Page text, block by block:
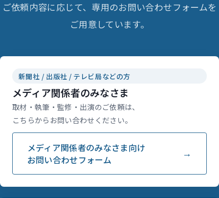
ご依頼内容に応じて、専用のお問い合わせフォームを
ご用意しています。
新聞社 / 出版社 / テレビ局などの方
メディア関係者のみなさま
取材・執筆・監修・出演のご依頼は、
こちらからお問い合わせください。
メディア関係者のみなさま向け
お問い合わせフォーム